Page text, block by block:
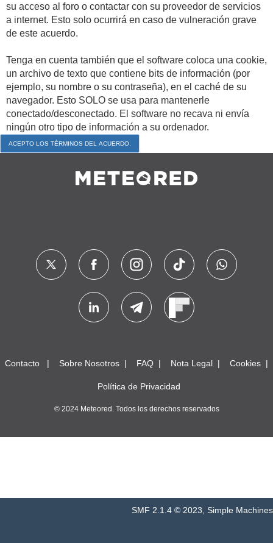
su acceso al foro o contactar con su proveedor de servicios
a internet. Esto solo ocurrirá en caso de vulneración grave
de este acuerdo.
Tenga en cuenta también que el software coloca una cookie,
un archivo de texto que contiene bits de información (por
ejemplo, su nombre o su contraseña), en el caché de su
navegador. Esto SOLO se usa para mantenerle
conectado/desconectado. El software no recava ni envía
ningún otro tipo de información a su ordenador.
Contacto Sobre Nosotros FAQ Nota Legal Cookies
Política de Privacidad
© 2024 Meteored. Todos los derechos reservados
SMF 2.1.4 © 2023 Simple Machines